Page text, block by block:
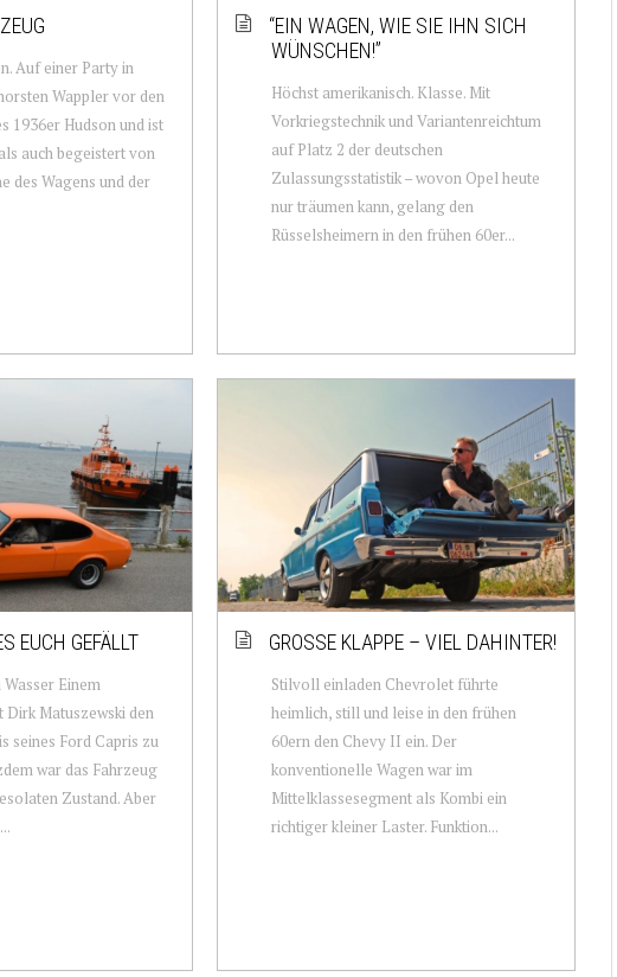
Auf einer Party in
Wappler vor den
1936er Hudson und ist
auch begeistert von
des Wagens und der
“EIN WAGEN, WIE SIE IHN SICH
WÜNSCHEN!”
Höchst amerikanisch. Klasse. Mit
Vorkriegstechnik und Variantenreichtum
auf Platz 2 der deutschen
Zulassungsstatistik – wovon Opel heute
nur träumen kann, gelang den
Rüsselsheimern in den frühen 60er...
EUCH GEFÄLLT
Einem
Dirk Matuszewski den
seines Ford Capris zu
war das Fahrzeug
Zustand. Aber
GROSSE KLAPPE – VIEL DAHINTER!
Stilvoll einladen Chevrolet führte
heimlich, still und leise in den frühen
60ern den Chevy II ein. Der
konventionelle Wagen war im
Mittelklassesegment als Kombi ein
richtiger kleiner Laster. Funktion...